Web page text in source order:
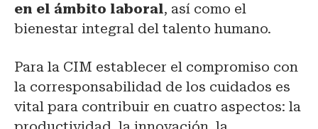
en el ámbito laboral, así como el
bienestar integral del talento humano.
Para la CIM establecer el compromiso con
la corresponsabilidad de los cuidados es
vital para contribuir en cuatro aspectos: la